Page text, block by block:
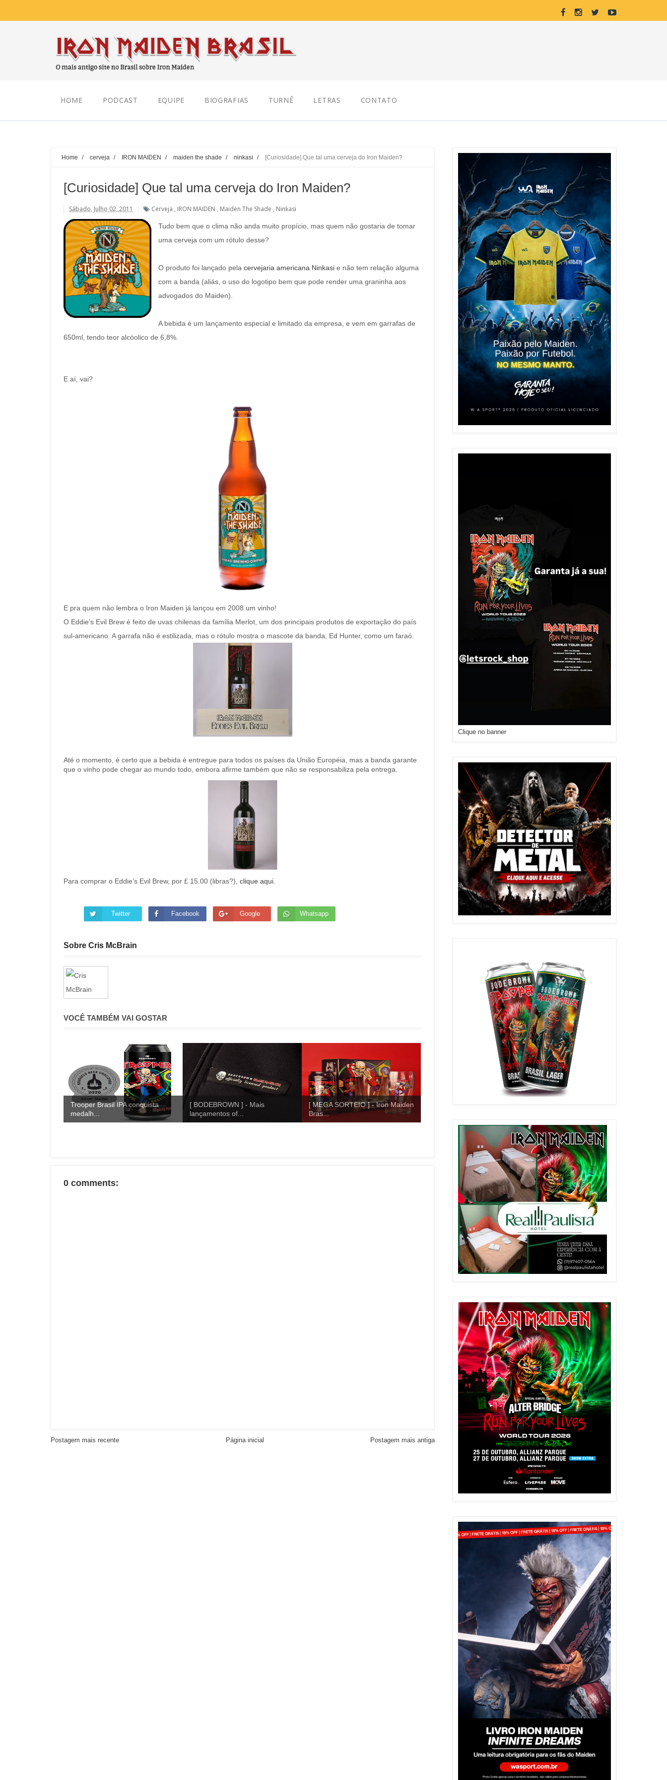
HOME PODCAST EQUIPE BIOGRAFIAS TURNÊ LETRAS CONTATO
Home / cerveja / IRON MAIDEN / maiden the shade / ninkasi / [Curiosidade] Que tal uma cerveja do Iron Maiden?
[Curiosidade] Que tal uma cerveja do Iron Maiden?
Sábado, Julho 02, 2011 Cerveja , IRON MAIDEN , Maiden The Shade , Ninkasi
Tudo bem que o clima não anda muito propício, mas quem não gostaria de tomar
uma cerveja com um rótulo desse?
O produto foi lançado pela cervejaria americana Ninkasi e não tem relação alguma
com a banda (aliás, o uso do logotipo bem que pode render uma graninha aos
advogados do Maiden).
A bebida é um lançamento especial e limitado da empresa, e vem em garrafas de
650ml, tendo teor alcóolico de 6,8%.
E aí, vai?
E pra quem não lembra o Iron Maiden já lançou em 2008 um vinho!
O Eddie’s Evil Brew é feito de uvas chilenas da família Merlot, um dos principais produtos de exportação do país
sul-americano. A garrafa não é estilizada, mas o rótulo mostra o mascote da banda, Ed Hunter, como um faraó.
Até o momento, é certo que a bebida é entregue para todos os países da União Européia, mas a banda garante
que o vinho pode chegar ao mundo todo, embora afirme também que não se responsabiliza pela entrega.
Para comprar o Eddie’s Evil Brew, por £ 15.00 (libras?), clique aqui
Twitter Facebook Google Whatsapp
Sobre Cris McBrain
VOCÊ TAMBÉM VAI GOSTAR
Trooper Brasil IPA conquista
medalh...
[ BODEBROWN ] - Mais
lançamentos of...
[ MEGA SORTEIO ] - Iron Maiden
Bras...
0 comments:
Postagem mais recente Postagem mais antiga
Página inicial
Clique no banner